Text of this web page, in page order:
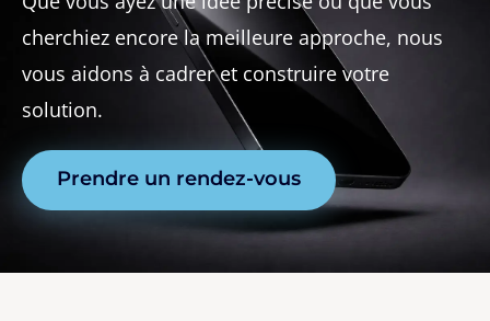
cherchiez encore la meilleure approche, nous
vous aidons à cadrer et construire votre
solution.
Prendre un rendez-vous